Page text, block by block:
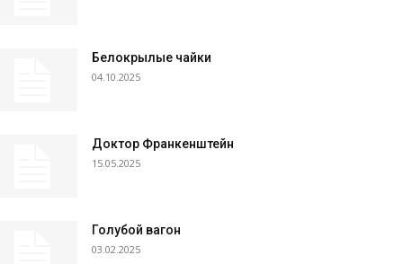
Белокрылые чайки
04.10.2025
Доктор Франкенштейн
15.05.2025
Голубой вагон
03.02.2025